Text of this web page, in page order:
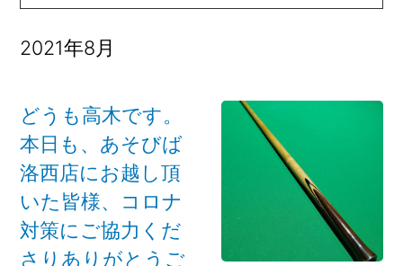
あそびば真野店
あそびば貝塚店
あそびば大和高田店
おたからや洛西店
2021年8月
どうも高木です。
本日も、あそびば
洛西店にお越し頂
いた皆様、コロナ
対策にご協力くだ
さりありがとうご